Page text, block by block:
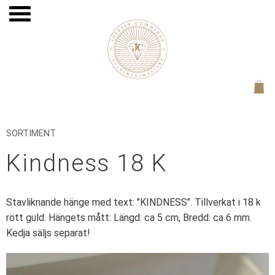
SORTIMENT
Kindness 18 K
Stavliknande hänge med text: "KINDNESS". Tillverkat i 18 k
rött guld. Hängets mått: Längd: ca 5 cm, Bredd: ca 6 mm.
Kedja säljs separat!